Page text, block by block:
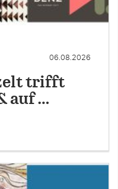
06.08.2026
trifft
auf …